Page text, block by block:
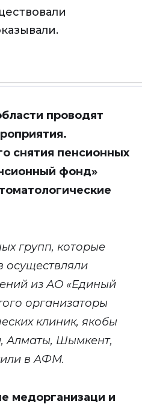
проводят
снятия пенсионных
фонд»
групп, которые
осуществляли
из АО «Единый
организаторы
клиник, якобы
Алматы, Шымкент,
в АФМ.
медорганизаци и